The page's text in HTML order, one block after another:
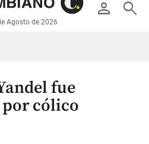
person search
Agosto de 2026
fue
cólico